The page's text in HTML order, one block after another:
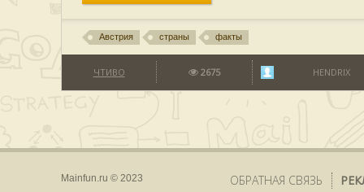
Австрия страны факты
ЧТИВО 2675 HENDRIX
Mainfun.ru © 2023 ОБРАТНАЯ СВЯЗЬ